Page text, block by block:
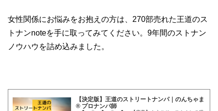
女性関係にお悩みをお抱えの方は、270部売れた王道のス
トナンnoteを手に取ってみてください。9年間のストナン
ノウハウを詰め込みました。
【決定版】王道のストリートナンパ｜のんちゃま
® プロナンパ師